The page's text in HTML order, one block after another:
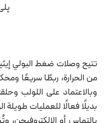
پلی
تتيح وصلات ضغط البولي
من الحرارة، ربطًا سريعًا
بديلًا فعالًا للعمليات طويلة